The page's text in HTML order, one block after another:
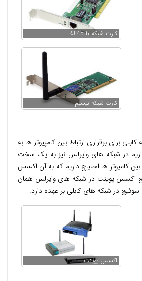
کارت شبکه با RJ-45
کارت شبکه بیسیم
برای برقراری ارتباط بین کامپیوتر ها به
در شبکه های وایرلس نیز به یک سخت
بین کامیوتر ها احتیاج داریم که به آن اکسس
اکسس پوینت در شبکه های وایرلس همان
در شبکه های کابلی بر عهده دارد.
اکسس پوینت